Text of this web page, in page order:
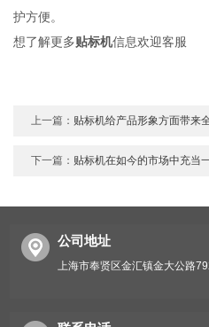
护方便。
想了解更多贴标机信息欢迎客服
上一篇： 贴标机给产品形象方面带来
下一篇： 贴标机在如今的市场中充当
公司地址
上海市奉贤区金汇镇金大公路